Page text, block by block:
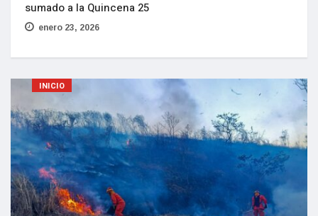
sumado a la Quincena 25
enero 23, 2026
INICIO